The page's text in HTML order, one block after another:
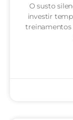
O susto
investir
treinamentos